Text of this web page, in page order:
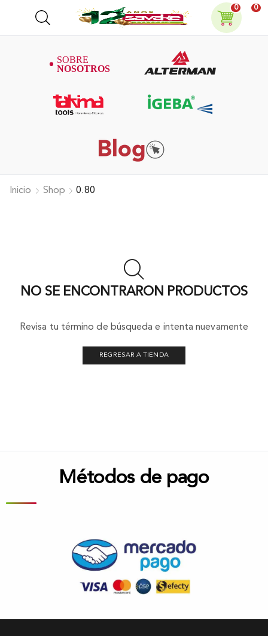
0 0
Inicio Shop 0.80
NO SE ENCONTRARON PRODUCTOS
Revisa tu término de búsqueda e intenta nuevamente
REGRESAR A TIENDA
Métodos de pago